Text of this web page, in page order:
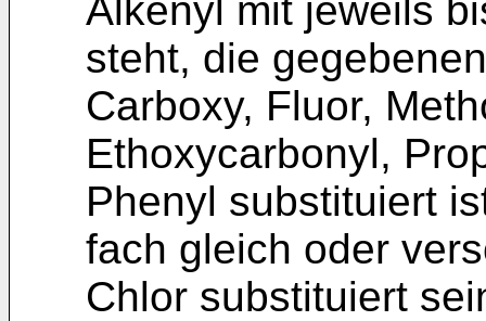
Alkenyl mit jeweils
steht, die
Carboxy, Fluor,
Ethoxycarbonyl,
Phenyl substituiert
fach gleich oder
Chlor substituiert